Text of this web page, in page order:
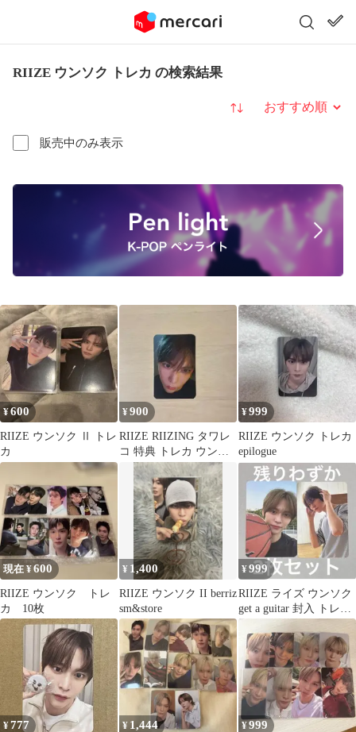
RIIZE ウンソク トレカ の検索結果
販売中のみ表示
並び替え
¥600
RIIZE ウンソク Ⅱ トレ
カ
¥900
RIIZE RIIZING タワレ
コ 特典 トレカ ウンソ
¥999
RIIZE ウンソク トレカ
epilogue
現在 ¥600
RIIZE ウンソク トレ
カ 10枚
¥ 1,400
RIIZE ウンソク II berriz
sm&store
¥999
RIIZE ライズ ウンソク
get a guitar 封入 トレカ
セット ⑨
¥777 ¥ 1,444 ¥999